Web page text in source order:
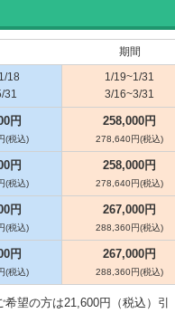
期間
18
31
1/19~1/31
3/16~3/31
円
(税込)
258,000円
278,640円(税込)
円
(税込)
258,000円
278,640円(税込)
円
(税込)
267,000円
288,360円(税込)
円
(税込)
267,000円
288,360円(税込)
望の方は21,600円（税込）引